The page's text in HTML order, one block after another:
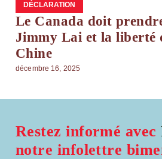
DÉCLARATION
Le Canada doit
Jimmy Lai et la liberté
Chine
décembre 16, 2025
Restez informé avec
notre infolettre